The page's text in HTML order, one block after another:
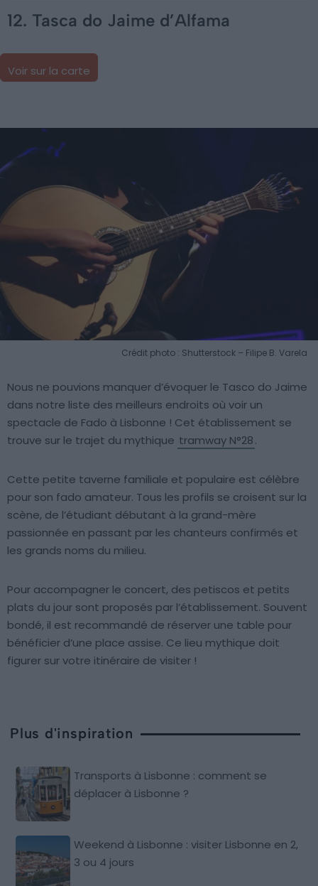
12. Tasca do Jaime d’Alfama
Voir sur la carte
Crédit photo : Shutterstock – Filipe B. Varela
Nous ne pouvions manquer d’évoquer le Tasco do Jaime
dans notre liste des meilleurs endroits où voir un
spectacle de Fado à Lisbonne ! Cet établissement se
trouve sur le trajet du mythique tramway N°28.
Cette petite taverne familiale et populaire est célèbre
pour son fado amateur. Tous les profils se croisent sur la
scène, de l’étudiant débutant à la grand-mère
passionnée en passant par les chanteurs confirmés et
les grands noms du milieu.
Pour accompagner le concert, des petiscos et petits
plats du jour sont proposés par l’établissement. Souvent
bondé, il est recommandé de réserver une table pour
bénéficier d’une place assise. Ce lieu mythique doit
figurer sur votre itinéraire de visiter !
Plus d'inspiration
Transports à Lisbonne : comment se
déplacer à Lisbonne ?
Weekend à Lisbonne : visiter Lisbonne en 2,
3 ou 4 jours